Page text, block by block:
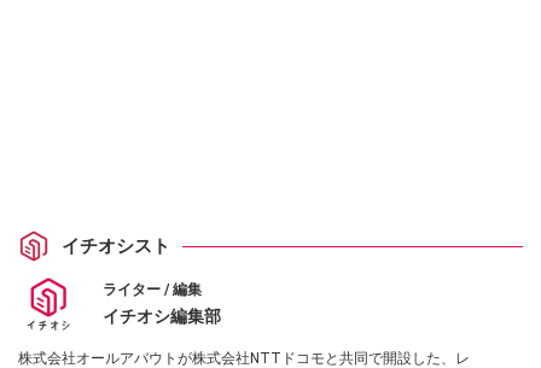
イチオシスト
ライター / 編集
イチオシ編集部
株式会社オールアバウトが株式会社NTTドコモと共同で開設した、レ